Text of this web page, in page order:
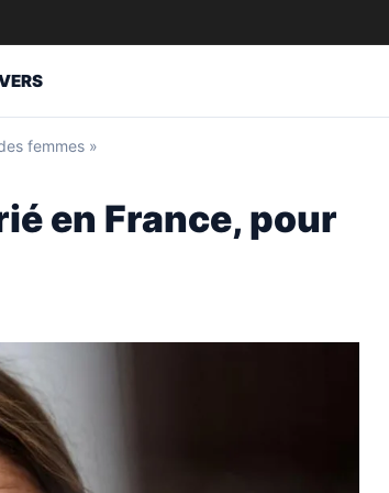
femmes »
en France, pour